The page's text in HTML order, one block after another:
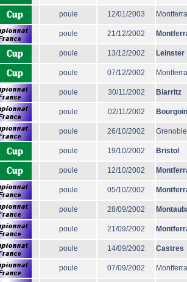
poule 12/01/2003
poule 21/12/2002
poule 13/12/2002 Leinster
poule 07/12/2002
poule 30/11/2002 Biarritz
poule 02/11/2002 Bourgoin
poule 26/10/2002 Grenoble
poule 19/10/2002 Bristol
poule 12/10/2002
poule 05/10/2002
poule 28/09/2002
poule 21/09/2002
poule 14/09/2002 Castres
poule 07/09/2002